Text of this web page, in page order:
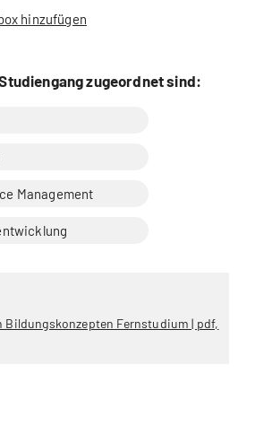
hinzufügen
zugeordnet sind:
Management
Bildungskonzepten Fernstudium | pdf,